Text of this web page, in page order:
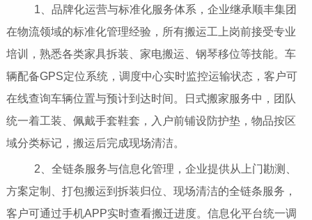
1、品牌化运营与标准化服务体系，企业继承顺丰集团
在物流领域的标准化管理经验，所有搬运工上岗前接受专业
培训，熟悉各类家具拆装、家电搬运、钢琴移位等技能。车
辆配备GPS定位系统，调度中心实时监控运输状态，客户可
在线查询车辆位置与预计到达时间。日式搬家服务中，团队
统一着工装、佩戴手套鞋套，入户前铺设防护垫，物品按区
域分类标记，搬运后完成现场清洁。
2、全链条服务与信息化管理，企业提供从上门勘测、
方案定制、打包搬运到拆装归位、现场清洁的全链条服务，
客户可通过手机APP实时查看搬迁进度。信息化平台统一调